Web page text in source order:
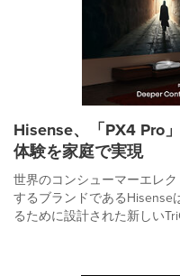
Hisense、「PX4 Pro
体験を家庭で実現
世界のコンシューマーエレ
するブランドであるHisense
るために設計された新しい